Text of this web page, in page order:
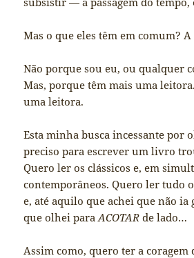
Mas o que eles têm em comum?
Não porque sou eu, ou qualquer
Mas, porque têm mais uma
uma leitora.
Esta minha busca incessante por
preciso para escrever um livro
Quero ler os clássicos e, em
contemporâneos. Quero ler tudo
e, até aquilo que achei que não ia
que olhei paraACOTAR de lado…
Assim como, quero ter a coragem